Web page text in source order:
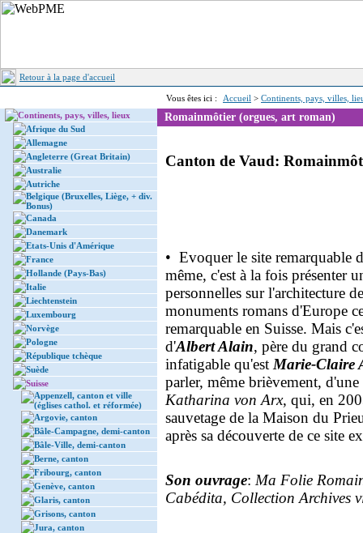
Retour à la page d'accueil
Vous êtes ici : Accueil > Continents, pays, villes,
Continents, pays, villes, lieux
Afrique du Sud
Allemagne
Angleterre (Great Britain)
Australie
Autriche
Belgique (Bruxelles, Liège, + div.
Bonus)
Canada
Danemark
Etats-Unis d'Amérique
France
Hollande (Pays-Bas)
Italie
Liechtenstein
Luxembourg
Norvège
Pologne
République tchèque
Suède
Suisse
Appenzell, canton et ville
(églises cathol. et réformée)
Argovie, canton
Bâle-Campagne, demi-canton
Bâle-Ville, demi-canton
Berne, canton
Fribourg, canton
Genève, canton
Glaris, canton
Grisons, canton
Jura, canton
Romainmôtier (orgues, art roman)
Canton de Vaud:
• Evoquer le site remarquable
même, c'est à la fois présenter
personnelles sur l'architecture
monuments romans d'Europe
remarquable en Suisse. Mais
d'Albert Alain, père du grand
infatigable qu'est Marie-Claire
parler, même brièvement,
Katharina von Arx, qui, en
sauvetage de la Maison du
après sa découverte de ce site
Son ouvrage: Ma Folie
Cabédita, Collection Archives